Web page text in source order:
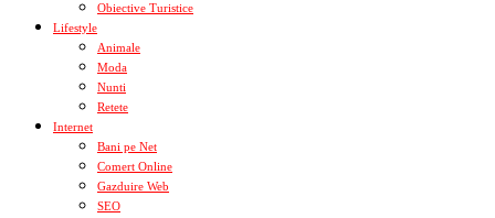
Obiective Turistice
Lifestyle
Animale
Moda
Nunti
Retete
Internet
Bani pe Net
Comert Online
Gazduire Web
SEO